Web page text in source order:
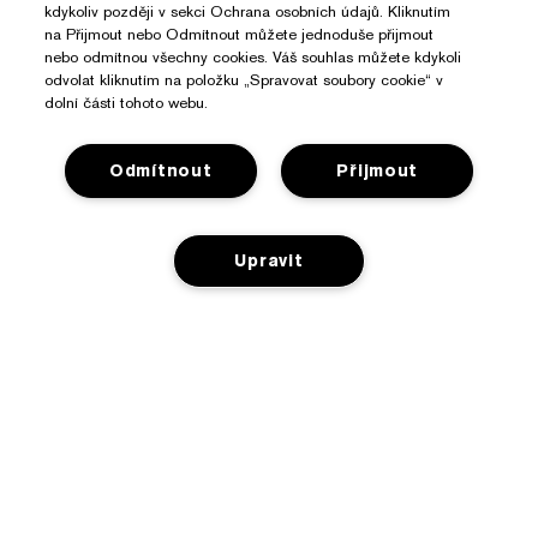
Potřebujete Pomoc?
Sledování objednávky
O Značce Estée Lauder
kdykoliv později v sekci Ochrana osobních údajů. Kliknutím
na Přijmout nebo Odmítnout můžete jednoduše přijmout
nebo odmítnou všechny cookies. Váš souhlas můžete kdykoli
odvolat kliknutím na položku „Spravovat soubory cookie“ v
dolní části tohoto webu.
Přijmout
Odmítnout
Upravit